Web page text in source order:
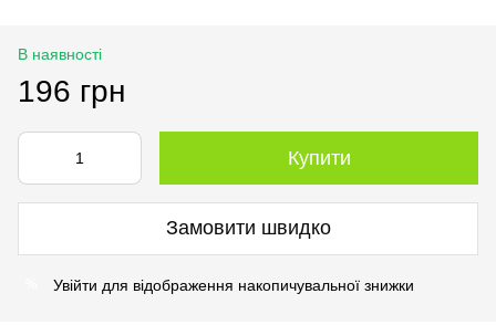
В наявності
196 грн
Купити
Замовити швидко
Увійти для відображення накопичувальної знижки